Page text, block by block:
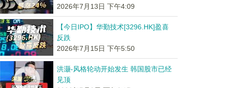
2026年7月13日 下午4:09
【今日IPO】华勤技术[3296.HK]盈喜
反跌
2026年7月15日 下午5:50
洪灏-风格轮动开始发生 韩国股市已经
见顶